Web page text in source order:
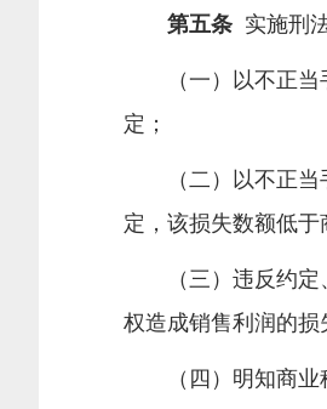
第五条 实施刑
（一）以不正当手
定；
（二）以不正当手
定，该损失数额低于
（三）违反约定、
权造成销售利润的损
（四）明知商业秘